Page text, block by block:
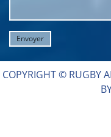
COPYRIGHT © RUGBY